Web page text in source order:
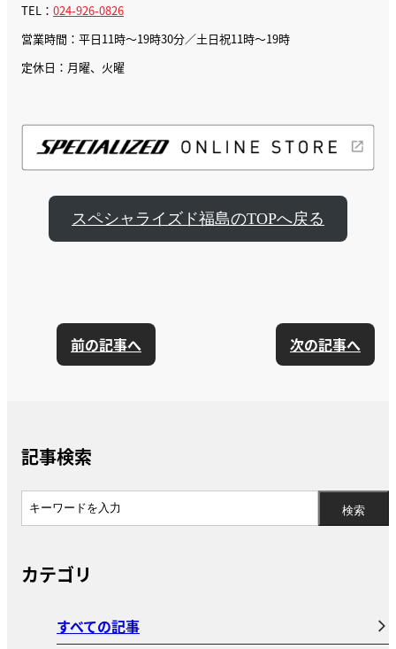
TEL： 024-926-0826
営業時間：平日11時～19時30分／土日祝11時～19時
定休日：月曜、火曜
スペシャライズド福島のTOPへ戻る
前の記事へ 次の記事へ
記事検索
カテゴリ
すべての記事